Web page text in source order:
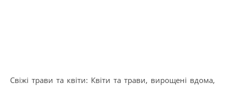
Свіжі трави та квіти: Квіти та трави, вирощені вдома,